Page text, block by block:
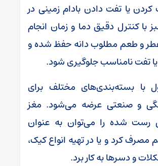
کردن یا تفت دادن بادام زمینی در
با کنترل دقیق دما و زمان انجام
و طعم مطلوب دانه حفظ شده و
تفت نامناسب جلوگیری شود.
با بسته‌بندی‌های مختلف برای
و صنعتی عرضه می‌شود. مغز
رست شده را می‌توان به عنوان
مصرف کرد و یا در تهیه انواع کیک،
و دسرها به کار برد.